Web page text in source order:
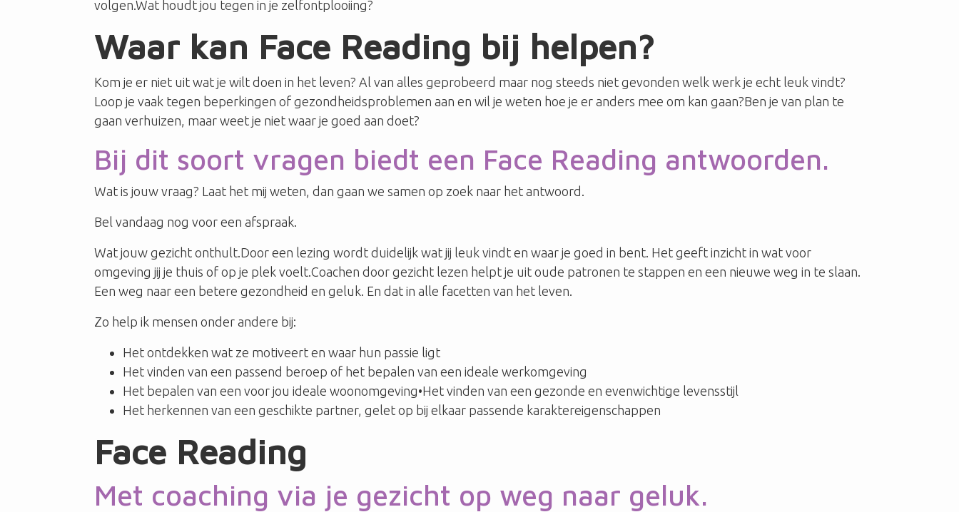
volgen.Wat houdt jou tegen in je zelfontplooiing?
Waar kan Face Reading bij helpen?
Kom je er niet uit wat je wilt doen in het leven? Al van alles geprobeerd maar nog steeds niet gevonden welk werk je echt leuk vindt?
Loop je vaak tegen beperkingen of gezondheidsproblemen aan en wil je weten hoe je er anders mee om kan gaan?Ben je van plan te
gaan verhuizen, maar weet je niet waar je goed aan doet?
Bij dit soort vragen biedt een Face Reading antwoorden.
Wat is jouw vraag? Laat het mij weten, dan gaan we samen op zoek naar het antwoord.
Bel vandaag nog voor een afspraak.
Wat jouw gezicht onthult.Door een lezing wordt duidelijk wat jij leuk vindt en waar je goed in bent. Het geeft inzicht in wat voor
omgeving jij je thuis of op je plek voelt.Coachen door gezicht lezen helpt je uit oude patronen te stappen en een nieuwe weg in te slaan.
Een weg naar een betere gezondheid en geluk. En dat in alle facetten van het leven.
Zo help ik mensen onder andere bij:
Het ontdekken wat ze motiveert en waar hun passie ligt
Het vinden van een passend beroep of het bepalen van een ideale werkomgeving
Het bepalen van een voor jou ideale woonomgeving•Het vinden van een gezonde en evenwichtige levensstijl
Het herkennen van een geschikte partner, gelet op bij elkaar passende karaktereigenschappen
Face Reading
Met coaching via je gezicht op weg naar geluk.